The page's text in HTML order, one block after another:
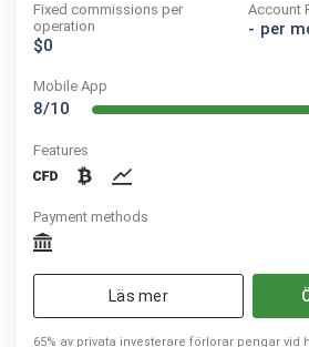
Fixed commissions per
operation
$0
Account
- per
Mobile App
8/10
Features
Payment methods
Läs mer
65% av privata investerare förlorar pengar vid